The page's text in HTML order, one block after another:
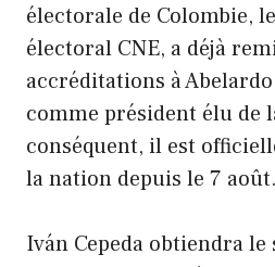
électorale de Colombie,
électoral CNE, a déjà
accréditations à
comme président élu de
conséquent, il est
la nation depuis le 7 août.
Iván Cepeda obtiendra le